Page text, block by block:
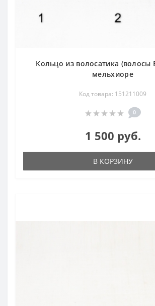
Кольцо из волосатика (волосы
мельхиоре
Код товара: 151211009
0
1 500 руб.
В КОРЗИНУ